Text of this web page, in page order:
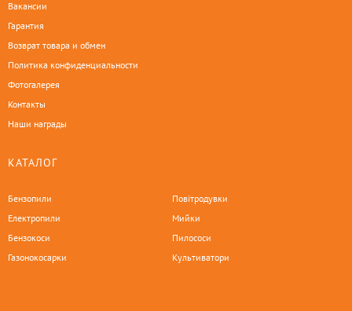
Вакансии
Гарантия
Возврат товара и обмен
Политика конфиденциальности
Фотогалерея
Контакты
Наши награды
КАТАЛОГ
Бензопили
Електропили
Бензокоси
Газонокосарки
Повітродувки
Мийки
Пилососи
Культиватори